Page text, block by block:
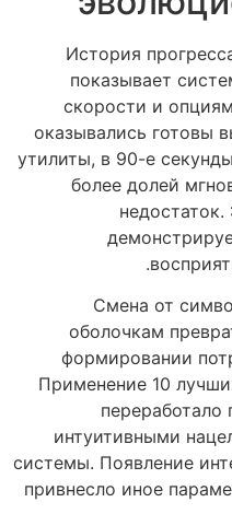
История
показывает
скорости и
оказывались готовы
утилиты, в 90-е
более долей
Смена от
оболочкам
формировании
Применение 10
переработало
интуитивными
системы. Появление
привнесло иное